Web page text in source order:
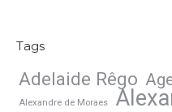
Tags
Adelaide Rêgo
Alexandre de Moraes